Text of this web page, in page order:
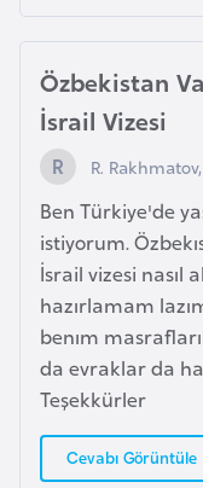
Özbekistan
İsrail Vizesi
R.
Ben Türkiye'de
istiyorum.
İsrail vizesi nasıl
hazırlamam
benım
da evraklar da
Teşekkürler
Cevabı Görüntüle
a
l
y
a
İ
z
l
a
n
d
a
K
a